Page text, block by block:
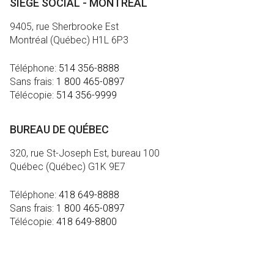
SIÈGE SOCIAL - MONTRÉAL
9405, rue Sherbrooke Est
Montréal (Québec) H1L 6P3
Téléphone: 514 356-8888
Sans frais: 1 800 465-0897
Télécopie: 514 356-9999
BUREAU DE QUÉBEC
320, rue St-Joseph Est, bureau 100
Québec (Québec) G1K 9E7
Téléphone: 418 649-8888
Sans frais: 1 800 465-0897
Télécopie: 418 649-8800